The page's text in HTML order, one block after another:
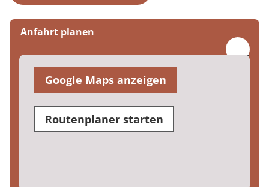
Anfahrt planen
Google Maps anzeigen
Routenplaner starten